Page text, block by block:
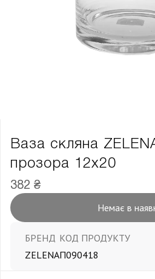
Ваза скляна
прозора 12х20
382 ₴
Немає в
БРЕНД
ZELENA
КОД ПРОДУКТУ
П090418